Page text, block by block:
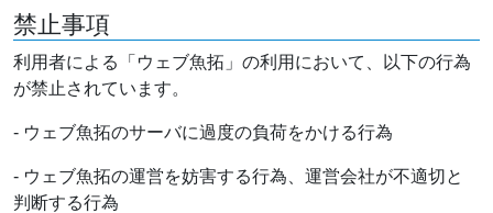
禁止事項
利用者による「ウェブ魚拓」の利用において、以下の行為
が禁止されています。
- ウェブ魚拓のサーバに過度の負荷をかける行為
- ウェブ魚拓の運営を妨害する行為、運営会社が不適切と
判断する行為